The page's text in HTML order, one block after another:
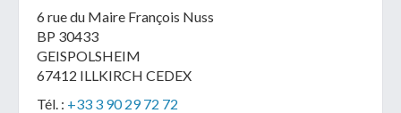
6 rue du Maire François Nuss
BP 30433
GEISPOLSHEIM
67412 ILLKIRCH CEDEX
Tél. : +33 3 90 29 72 72